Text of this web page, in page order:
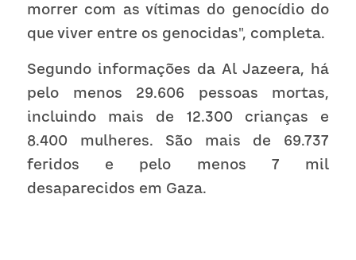
morrer com as vítimas do genocídio do
que viver entre os genocidas", completa.
Segundo informações da Al Jazeera, há
pelo menos 29.606 pessoas mortas,
incluindo mais de 12.300 crianças e
8.400 mulheres. São mais de 69.737
feridos e pelo menos 7 mil
desaparecidos em Gaza.